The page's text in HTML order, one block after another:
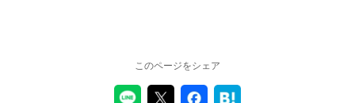
このページをシェア